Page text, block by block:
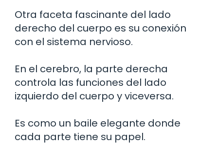
Otra faceta fascinante del lado
derecho del cuerpo es su conexión
con el sistema nervioso.
En el cerebro, la parte derecha
controla las funciones del lado
izquierdo del cuerpo y viceversa.
Es como un baile elegante donde
cada parte tiene su papel.